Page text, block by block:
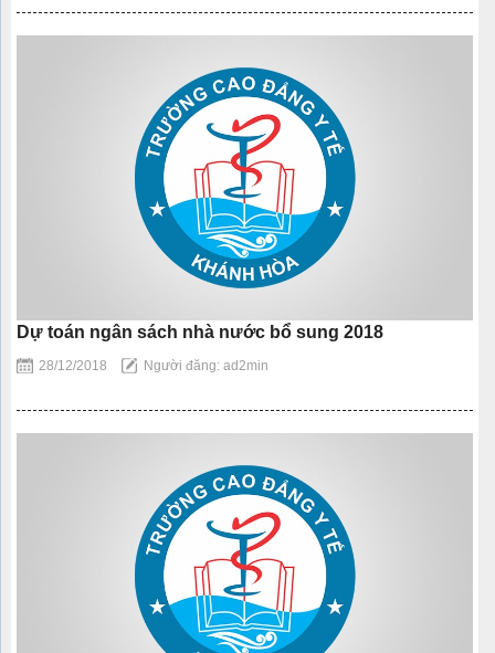
Dự toán ngân sách nhà nước bổ sung 2018
28/12/2018 Người đăng: ad2min